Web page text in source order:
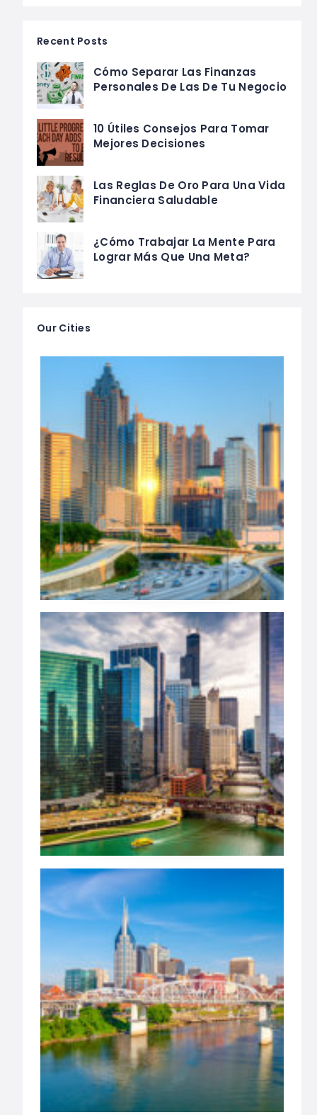
Recent Posts
Cómo Separar Las Finanzas
Personales De Las De Tu Negocio
10 Útiles Consejos Para Tomar
Mejores Decisiones
Las Reglas De Oro Para Una Vida
Financiera Saludable
¿Cómo Trabajar La Mente Para
Lograr Más Que Una Meta?
Our Cities